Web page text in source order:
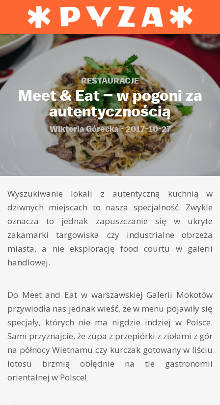
RESTAURACJE
Meet & Eat – w pogoni za
autentycznością
Wiktoria Górecka - 2017-10-27
Wyszukiwanie lokali z autentyczną kuchnią w
dziwnych miejscach to nasza specjalność. Zwykle
oznacza to jednak zapuszczanie się w ukryte
zakamarki targowiska czy industrialne obrzeża
miasta, a nie eksplorację food courtu w galerii
handlowej.
Do Meet and Eat w warszawskiej Galerii Mokotów
przywiodła nas jednak wieść, że w menu pojawiły się
specjały, których nie ma nigdzie indziej w Polsce.
Sami przyznajcie, że zupa z przepiórki z ziołami z gór
na północy Wietnamu czy kurczak gotowany w liściu
lotosu brzmią obłędnie na tle gastronomii
orientalnej w Polsce!